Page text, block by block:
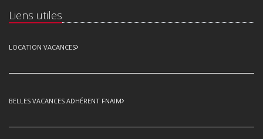
Liens utiles
LOCATION VACANCES
BELLES VACANCES ADHÉRENT FNAIM